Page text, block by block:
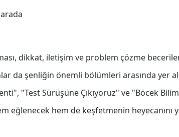
dikkat, iletişim ve problem çözme
da şenliğin önemli bölümleri arasında yer
"Test Sürüşüne Çıkıyoruz" ve "Böcek
eğlenecek hem de keşfetmenin heyecanını